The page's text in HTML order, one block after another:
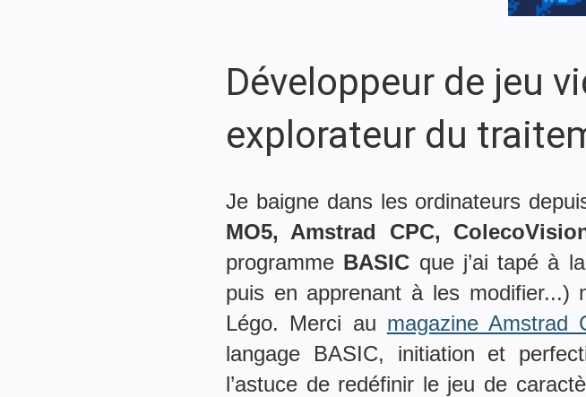
Développeur de jeu
explorateur du
Je baigne dans les ordinateurs
MO5, Amstrad CPC,
programme BASIC que j’ai tapé à
puis en apprenant à les modifier...)
Légo. Merci au magazine Amstrad
langage BASIC, initiation et
l’astuce de redéfinir le jeu de